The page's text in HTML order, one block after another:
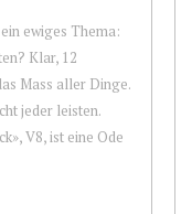
ewiges Thema:
Klar, 12
Mass aller Dinge.
jeder leisten.
V8, ist eine Ode